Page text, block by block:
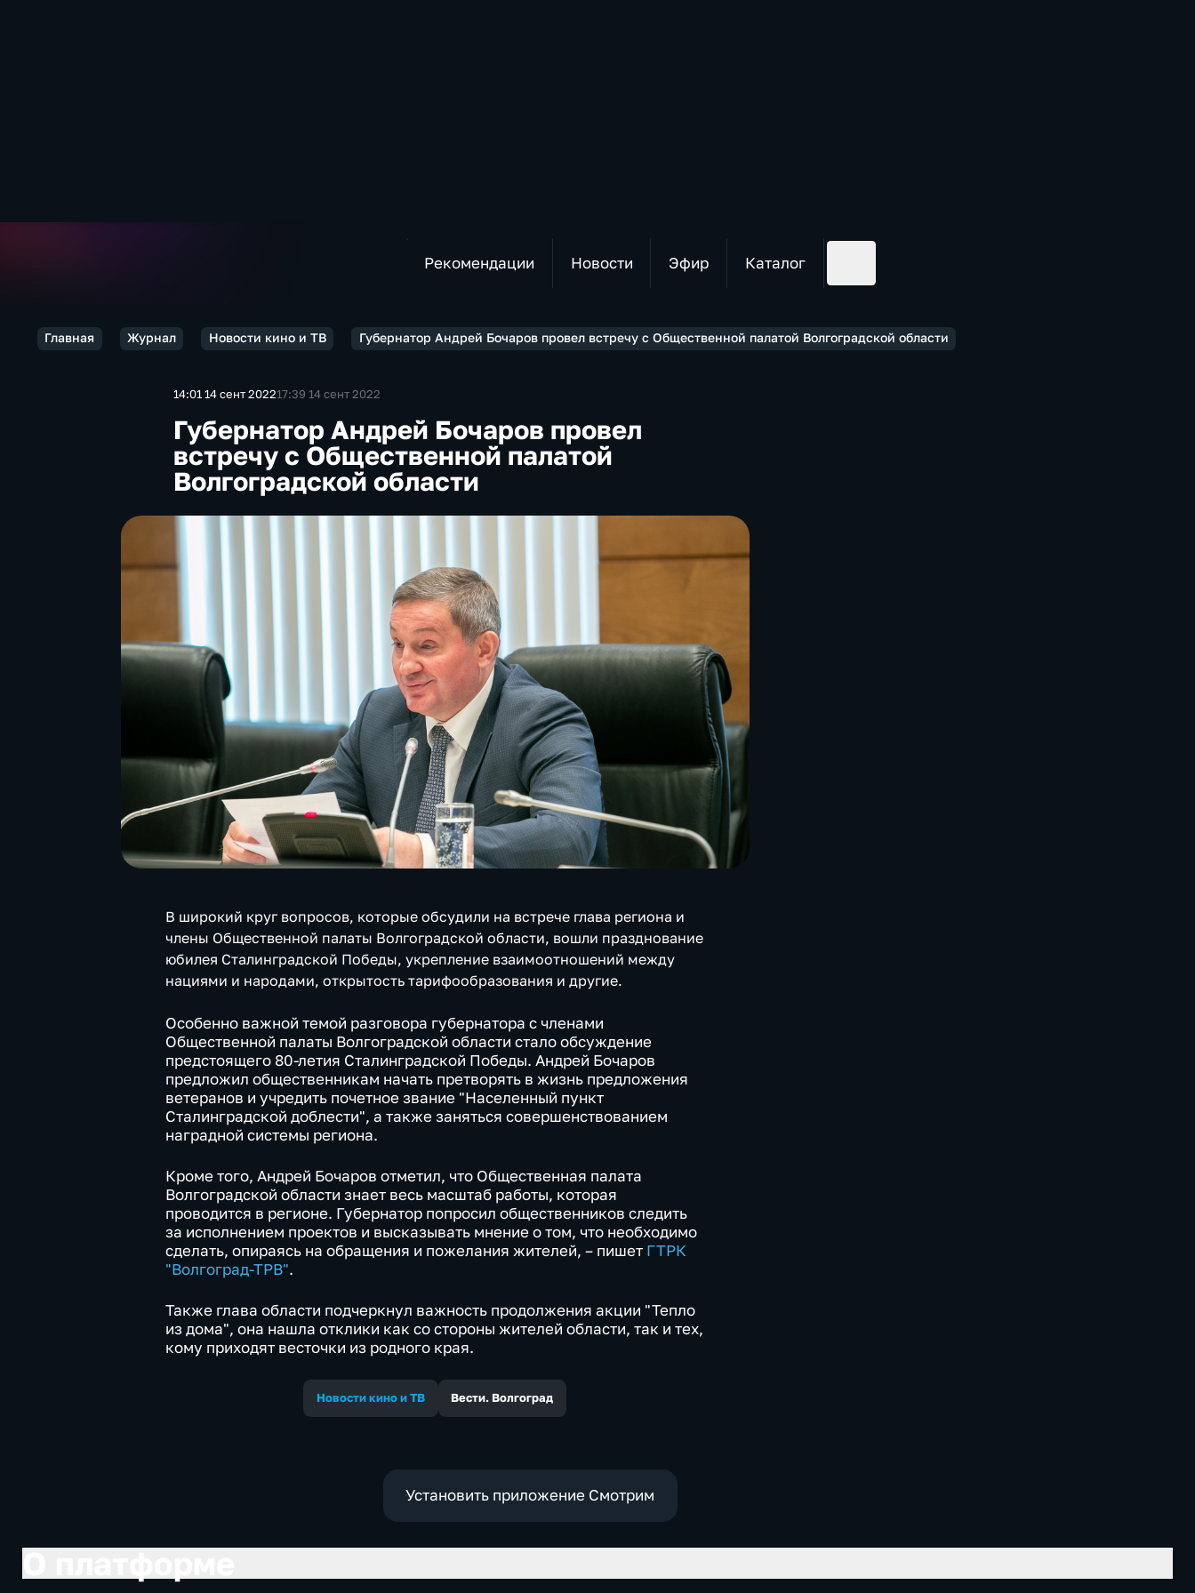
Рекомендации Новости Эфир Каталог
Главная Журнал Новости кино и ТВ Губернатор Андрей Бочаров провел встречу с Общественной палатой Волгоградской области
14:01 14 сент 202217:39 14 сент 2022
Губернатор Андрей Бочаров провел
встречу с Общественной палатой
Волгоградской области
В широкий круг вопросов, которые обсудили на встрече глава региона и
члены Общественной палаты Волгоградской области, вошли празднование
юбилея Сталинградской Победы, укрепление взаимоотношений между
нациями и народами, открытость тарифообразования и другие.
Особенно важной темой разговора губернатора с членами
Общественной палаты Волгоградской области стало обсуждение
предстоящего 80-летия Сталинградской Победы. Андрей Бочаров
предложил общественникам начать претворять в жизнь предложения
ветеранов и учредить почетное звание "Населенный пункт
Сталинградской доблести", а также заняться совершенствованием
наградной системы региона.
Кроме того, Андрей Бочаров отметил, что Общественная палата
Волгоградской области знает весь масштаб работы, которая
проводится в регионе. Губернатор попросил общественников следить
за исполнением проектов и высказывать мнение о том, что необходимо
сделать, опираясь на обращения и пожелания жителей, – пишет ГТРК
"Волгоград-ТРВ".
Также глава области подчеркнул важность продолжения акции "Тепло
из дома", она нашла отклики как со стороны жителей области, так и тех,
кому приходят весточки из родного края.
Новости кино и ТВ Вести. Волгоград
Установить приложение Смотрим